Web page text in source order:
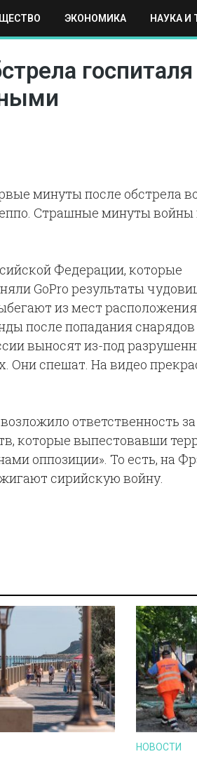
ЭКОНОМИКА НАУКА И
СПОРТ МОСКВА РЕГИОНЫ
минуты после обстрела
Страшные минуты войны
Федерации, которые
GoPro результаты
из мест
после попадания снарядов
выносят из-под
Они спешат. На видео
ответственность
которые выпестовавши
оппозиции». То есть, на
сирийскую войну.
НОВОСТИ